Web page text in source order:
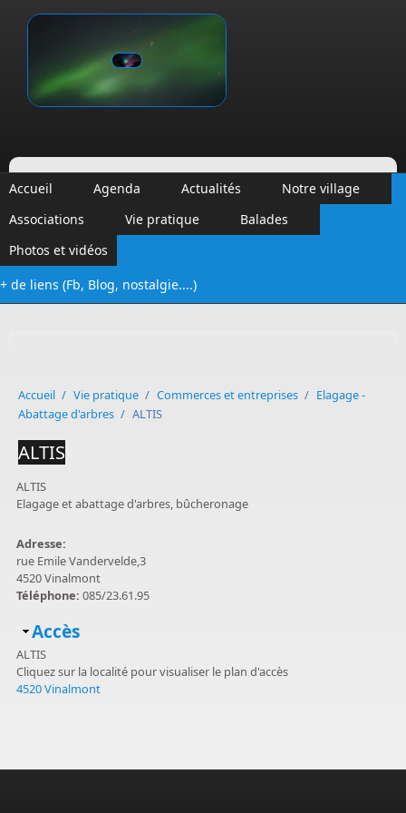
Vinalmont
Accueil Agenda Actualités
Notre village
Associations
Vie pratique
Balades
Photos et vidéos
+ de liens (Fb, Blog, nostalgie....)
Accueil / Vie pratique / Commerces et entreprises / Elagage -
Abattage d'arbres / ALTIS
ALTIS
ALTIS
Elagage et abattage d'arbres, bûcheronage
Adresse:
rue Emile Vandervelde,3
4520 Vinalmont
Téléphone:085/23.61.95
Masquer
Accès
ALTIS
Cliquez sur la localité pour visualiser le plan d'accès
4520 Vinalmont